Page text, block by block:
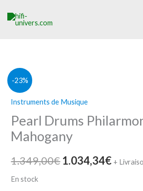
-23%
Instruments de Musique
Pearl Drums
Mahogany
1.349,00€
prix
initial
était :
1.349,00€.
1.034,34€
actuel
+
En stock
quantité
de
Pearl
Drums
Philarmonic
14X12
Mahogany